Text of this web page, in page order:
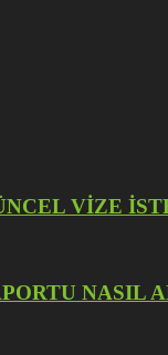
VİZE
NASIL